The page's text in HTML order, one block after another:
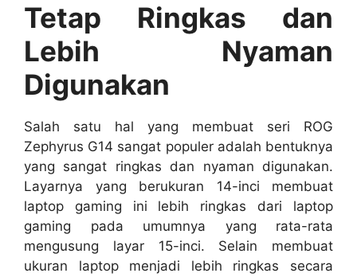
Tetap Ringkas dan
Lebih Nyaman
Digunakan
Salah satu hal yang membuat seri ROG
Zephyrus G14 sangat populer adalah bentuknya
yang sangat ringkas dan nyaman digunakan.
Layarnya yang berukuran 14-inci membuat
laptop gaming ini lebih ringkas dari laptop
gaming pada umumnya yang rata-rata
mengusung layar 15-inci. Selain membuat
ukuran laptop menjadi lebih ringkas secara